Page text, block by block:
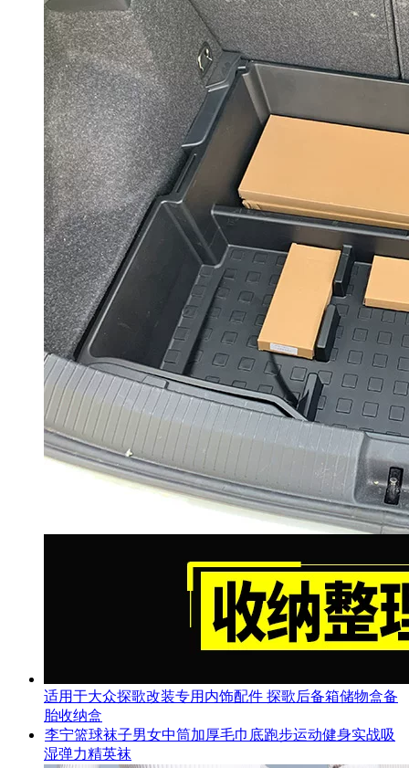
适用于大众探歌改装专用内饰配件 探歌后备箱储物盒备
胎收纳盒
李宁篮球袜子男女中筒加厚毛巾底跑步运动健身实战吸
湿弹力精英袜